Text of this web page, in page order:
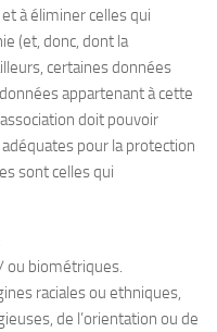
à éliminer celles qui
(et, donc, dont la
certaines données
appartenant à cette
doit pouvoir
pour la protection
sont celles qui
ou biométriques.
raciales ou ethniques,
de l’orientation ou de